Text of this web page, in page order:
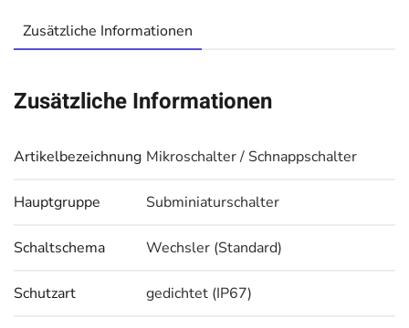
Zusätzliche Informationen
Zusätzliche Informationen
Artikelbezeichnung Mikroschalter / Schnappschalter
Hauptgruppe Subminiaturschalter
Schaltschema Wechsler (Standard)
Schutzart gedichtet (IP67)